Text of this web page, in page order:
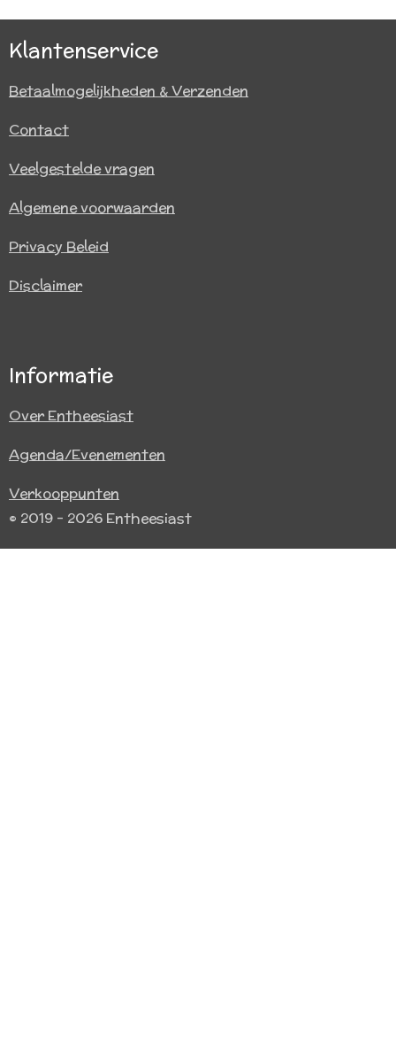
Klantenservice
Betaalmogelijkheden & Verzenden
Contact
Veelgestelde vragen
Algemene voorwaarden
Privacy Beleid
Disclaimer
Informatie
Over Entheesiast
Agenda/Evenementen
Verkooppunten
© 2019 - 2026 Entheesiast